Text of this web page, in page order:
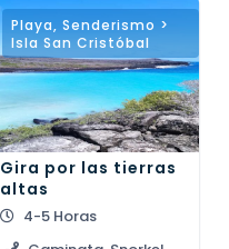
Playa, Senderismo >
Isla San Cristóbal
Gira por las tierras
altas
4-5 Horas